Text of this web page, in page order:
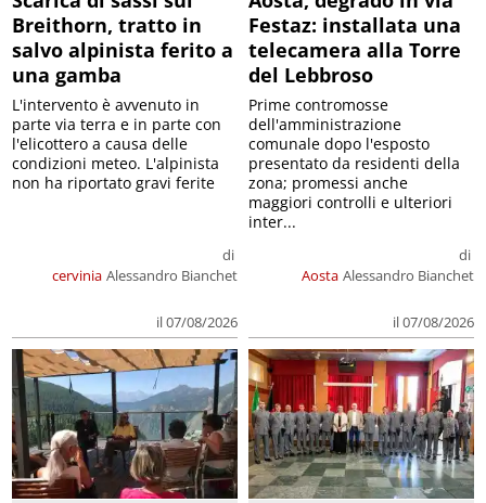
Breithorn, tratto in
salvo alpinista ferito a
una gamba
cervinia
di
Alessandro Bianchet
il 07/08/2026
L'intervento è avvenuto in
parte via terra e in parte con
l'elicottero a causa delle
condizioni meteo. L'alpinista
non ha riportato gravi ferite
Festaz: installata una
telecamera alla Torre
del Lebbroso
Aosta
di
Alessandro Bianchet
il 07/08/2026
Prime contromosse
dell'amministrazione
comunale dopo l'esposto
presentato da residenti della
zona; promessi anche
maggiori controlli e ulteriori
inter...